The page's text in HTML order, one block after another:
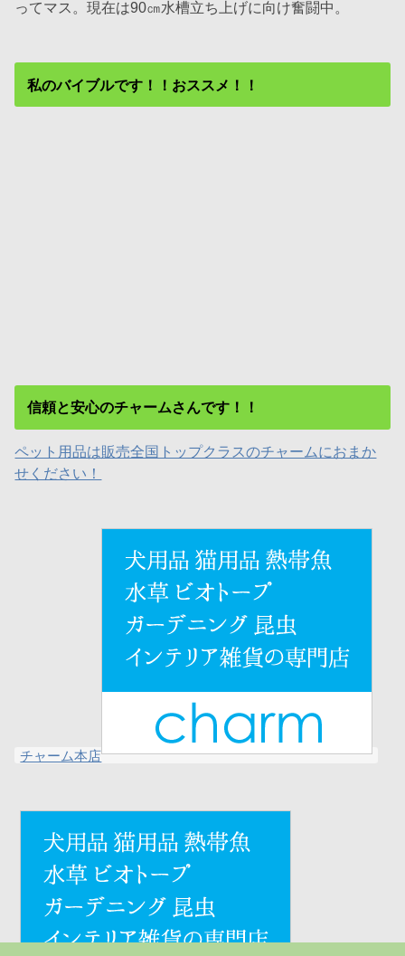
ってマス。現在は90㎝水槽立ち上げに向け奮闘中。
私のバイブルです！！おススメ！！
信頼と安心のチャームさんです！！
ペット用品は販売全国トップクラスのチャームにおまか
せください！
チャーム本店